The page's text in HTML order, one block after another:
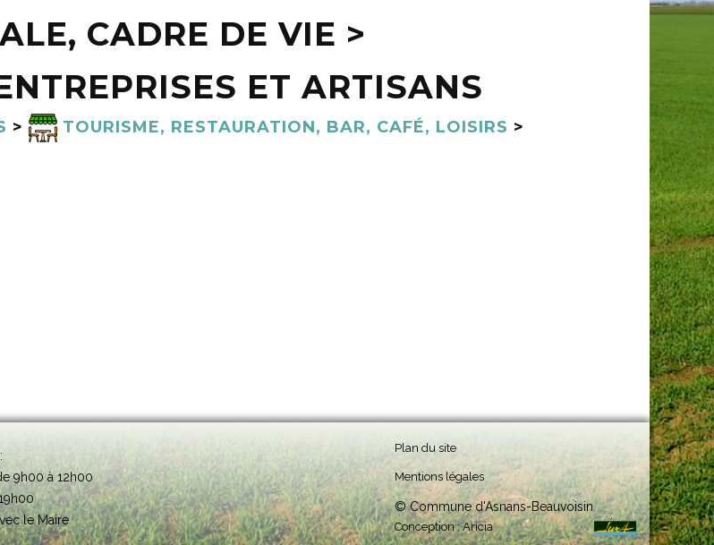
CADRE DE VIE >
ET ARTISANS
> TOURISME, RESTAURATION, BAR, CAFÉ, LOISIRS >
9h00 à 12h00
le Maire
Plan du site
Mentions légales
© Commune d'Asnans-Beauvoisin
Conception :Aricia